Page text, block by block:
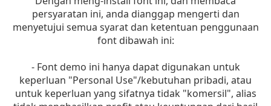
persyaratan ini, anda dianggap mengerti dan
menyetujui semua syarat dan ketentuan penggunaan
font dibawah ini:
- Font demo ini hanya dapat digunakan untuk
keperluan "Personal Use"/kebutuhan pribadi, atau
untuk keperluan yang sifatnya tidak "komersil", alias